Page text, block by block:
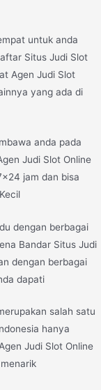
untuk anda
Situs Judi Slot
Agen Judi Slot
yang ada di
anda pada
Judi Slot Online
jam dan bisa
dengan berbagai
Bandar Situs Judi
dengan berbagai
dapati
salah satu
hanya
Judi Slot Online